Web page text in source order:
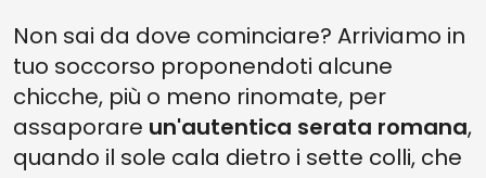
Non sai da dove cominciare? Arriviamo in
tuo soccorso proponendoti alcune
chicche, più o meno rinomate, per
assaporare un'autentica serata romana,
quando il sole cala dietro i sette colli, che